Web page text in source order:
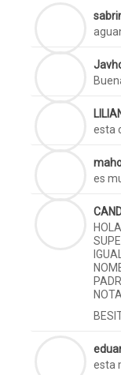
esta
es
esta